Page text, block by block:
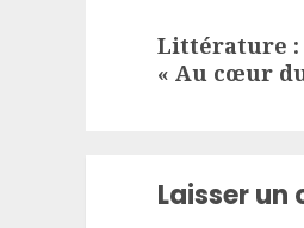
suivant:
Littérature :
« Au cœur
Laisser